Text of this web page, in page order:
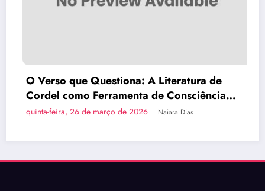
O Verso que Questiona: A Literatura de
Cordel como Ferramenta de Consciência
Política
quinta-feira, 26 de março de 2026 Naiara Dias